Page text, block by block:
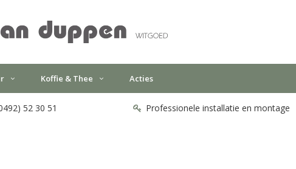
Koffie & Thee Acties
52 30 51 Professionele installatie en montage